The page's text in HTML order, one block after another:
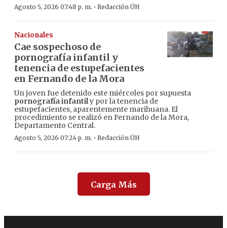
Agosto 5, 2026 07:48 p. m. · Redacción ÚH
Nacionales
Cae sospechoso de
pornografía infantil y
tenencia de estupefacientes
en Fernando de la Mora
Un joven fue detenido este miércoles por supuesta
pornografía infantily por la tenencia de
estupefacientes, aparentemente marihuana. El
procedimiento se realizó en Fernando de la Mora,
Departamento Central.
Agosto 5, 2026 07:24 p. m. · Redacción ÚH
Carga Más